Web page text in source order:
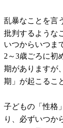
乱暴なことを言
批判するような
いつからいつま
2～3歳ごろに初
期がありますが
期」が起こるこ
子どもの「性格
り、必ずいつか